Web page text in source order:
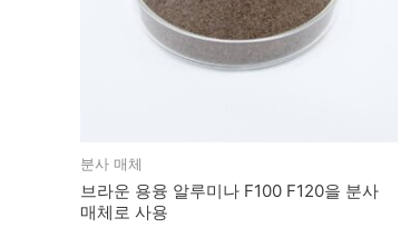
분사 매체
브라운 용융 알루미나 F100 F120을 분사
매체로 사용